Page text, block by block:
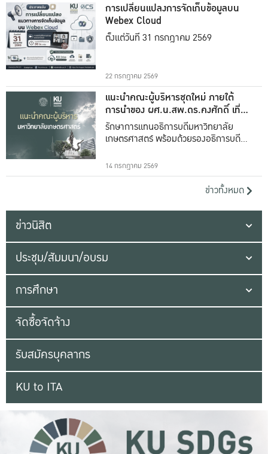
การเปลี่ยนแปลงการจัดเก็บข้อมูลบน
Webex Cloud
ตั้งแต่วันที่ 31 กรกฎาคม 2569
22 กรกฎาคม 2569
แนะนำคณะผู้บริหารชุดใหม่ ภายใต้
การนำของ ผศ.น.สพ.ดร.คงศักดิ์ เที่ยง
ธรรม
รักษาการแทนอธิการบดีมหาวิทยาลัย
เกษตรศาสตร์ พร้อมด้วยรองอธิการบดีทั้ง
14 กรกฎาคม 2569
ข่าวทั้งหมด
ข่าวนิสิต
ประชุม/สัมมนา/อบรม
การศึกษา
จัดซื้อจัดจ้าง
รับสมัครบุคลากร
KU to ITA